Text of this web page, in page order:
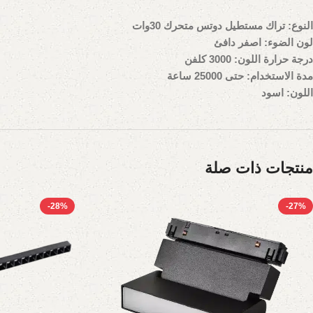
النوع: تراك مستطيل دوتس متحرك 30وات
لون الضوء: اصفر دافئ
درجة حرارة اللون: 3000 كلفن
مدة الاستخدام: حتى 25000 ساعة
اللون: اسود
منتجات ذات صلة
-27%
-28%